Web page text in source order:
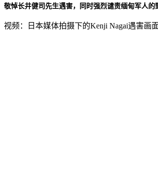
敬悼长井健司先生遇害，同时强烈谴责缅甸军人的
视频：日本媒体拍摄下的Kenji Nagai遇害画